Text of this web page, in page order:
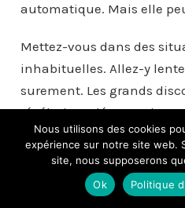
automatique. Mais elle
Mettez-vous dans des
inhabituelles. Allez-y
surement. Les grands
révélations dévastatrices
but à coup sûr. Préparez-
et prenez l’initiative au
délicatesse.Parler du
un constat d’échec, c’est
Nous utilisons des cookies
expérience sur notre site web.
site, nous supposerons
Ok
Politique